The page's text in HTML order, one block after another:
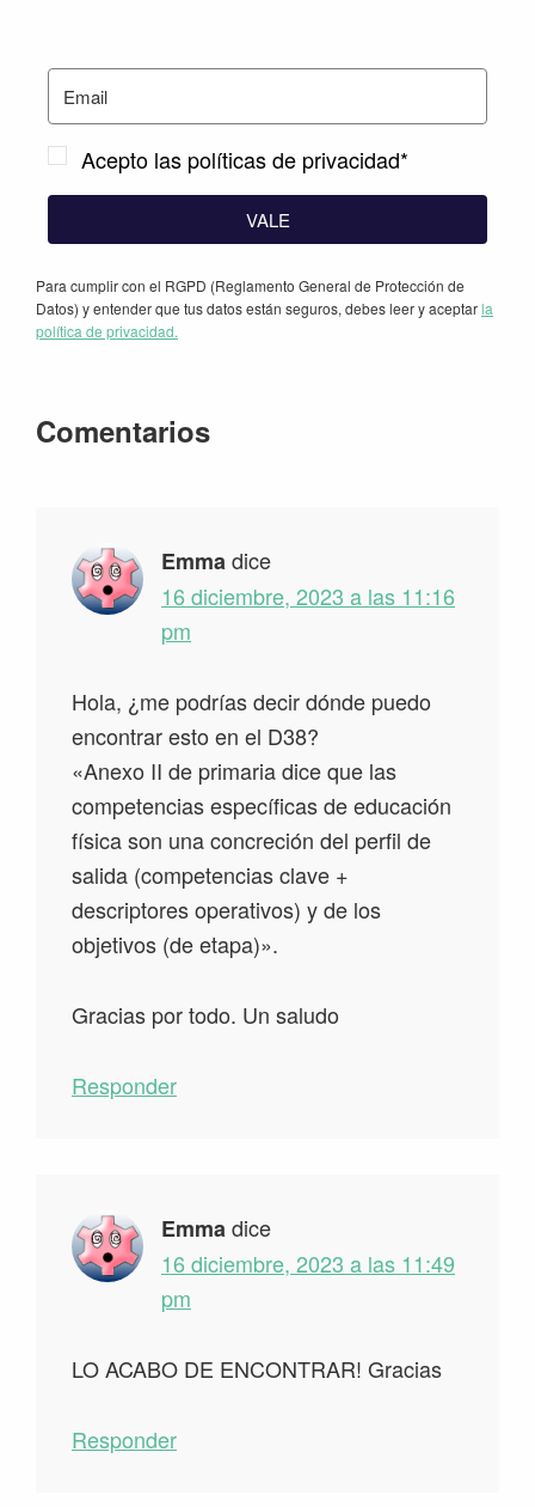
Acepto las políticas de privacidad*
VALE
Para cumplir con el RGPD (Reglamento General de Protección de
Datos) y entender que tus datos están seguros, debes leer y aceptarla
política de privacidad.
Interacciones
lectores
Comentarios
Emmadice
16 diciembre, 2023 a las 11:16
pm
Hola, ¿me podrías decir dónde puedo
encontrar esto en el D38?
«Anexo II de primaria dice que las
competencias específicas de educación
física son una concreción del perfil de
salida (competencias clave +
descriptores operativos) y de los
objetivos (de etapa)».
Gracias por todo. Un saludo
Responder
Emmadice
16 diciembre, 2023 a las 11:49
pm
LO ACABO DE ENCONTRAR! Gracias
Responder